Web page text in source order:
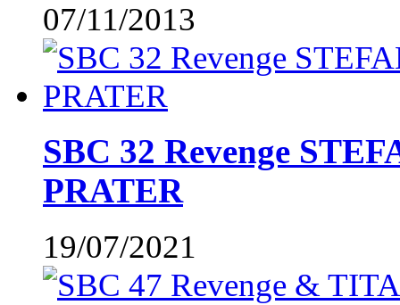
07/11/2013
SBC 32 Revenge
PRATER
19/07/2021